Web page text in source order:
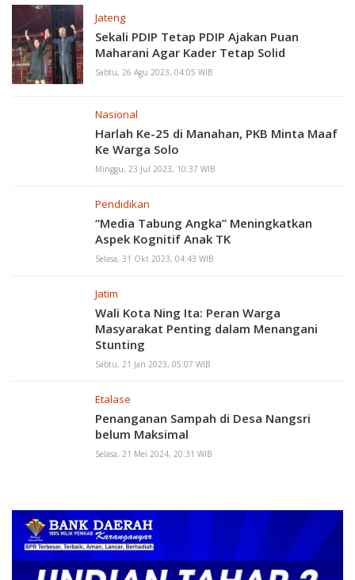
Jateng
Sekali PDIP Tetap PDIP Ajakan Puan
Maharani Agar Kader Tetap Solid
Sabtu, 26 Agu 2023, 04:05 WIB
Nasional
Harlah Ke-25 di Manahan, PKB Minta Maaf
Ke Warga Solo
Minggu, 23 Jul 2023, 10:37 WIB
Pendidikan
“Media Tabung Angka” Meningkatkan
Aspek Kognitif Anak TK
Selasa, 31 Okt 2023, 04:43 WIB
Jatim
Wali Kota Ning Ita: Peran Warga
Masyarakat Penting dalam Menangani
Stunting
Sabtu, 21 Jan 2023, 05:07 WIB
Etalase
Penanganan Sampah di Desa Nangsri
belum Maksimal
Selasa, 21 Mei 2024, 20:31 WIB